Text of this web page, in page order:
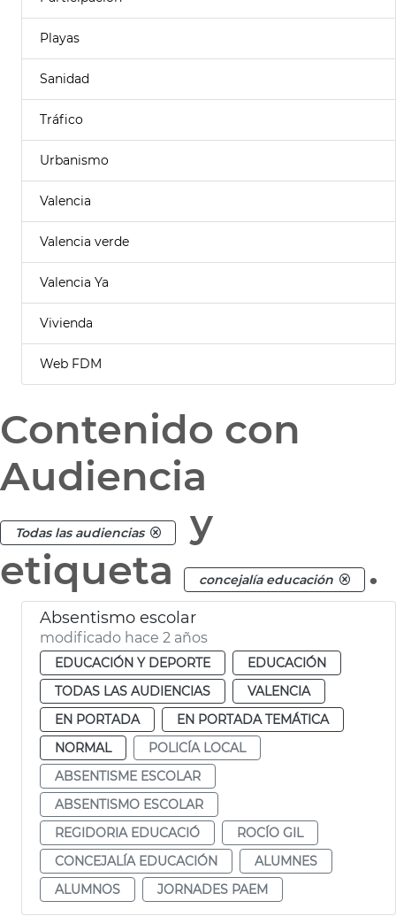
Playas
Sanidad
Tráfico
Urbanismo
Valencia
Valencia verde
Valencia Ya
Vivienda
Web FDM
Contenido con
Audiencia
Todas las audiencias
y
etiqueta
concejalía educación .
Absentismo escolar
modificado hace 2 años
EDUCACIÓN Y DEPORTE
EDUCACIÓN
TODAS LAS AUDIENCIAS
VALENCIA
EN PORTADA
EN PORTADA TEMÁTICA
NORMAL
POLICÍA LOCAL
ABSENTISME ESCOLAR
ABSENTISMO ESCOLAR
REGIDORIA EDUCACIÓ
ROCÍO GIL
CONCEJALÍA EDUCACIÓN
ALUMNES
ALUMNOS
JORNADES PAEM